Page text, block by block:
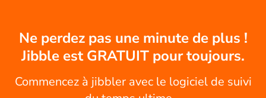
Ne perdez pas une minute de plus !
Jibble est GRATUIT pour toujours.
Commencez à jibbler avec le logiciel de suivi